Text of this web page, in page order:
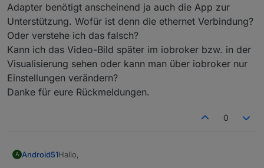
Adapter benötigt anscheinend ja auch die App zur
Unterstützung. Wofür ist denn die ethernet Verbindung?
Oder verstehe ich das falsch?
Kann ich das Video-Bild später im iobroker bzw. in der
Visualisierung sehen oder kann man über iobroker nur
Einstellungen verändern?
Danke für eure Rückmeldungen.
0
A Android51Hallo,